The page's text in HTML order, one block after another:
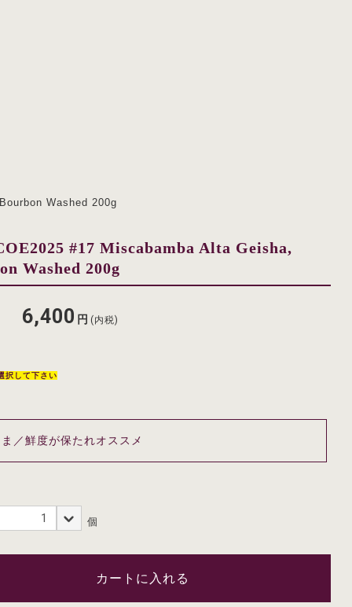
Washed 200g
#17 Miscabamba Alta Geisha,
Washed 200g
6,400 円 (内税)
択して下さい
個
カートに入れる